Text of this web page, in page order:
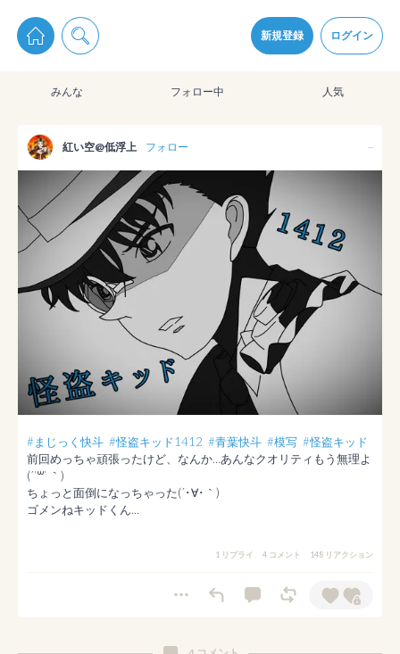
新規登録 ログイン
pixiv Sketchは2024年5月28日付で プライパシーポリシーを改定しました。
通知を受け取るにはここをクリックします
pixiv Sketchアプリでさらに快適に！
みんな フォロー中 人気
紅い空@低浮上 フォロー --
#まじっく快斗 #怪盗キッド1412 #青葉快斗 #模写 #怪盗キッド
前回めっちゃ頑張ったけど、なんか…あんなクオリティもう無理よ
(´˙꒳​˙ ｀)
ちょっと面倒になっちゃった(´･∀･｀)
ゴメンねキッドくん…
1 リプライ 4 コメント 148 リアクション